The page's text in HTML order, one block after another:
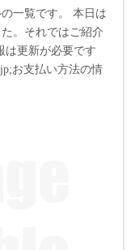
一覧です。 本日は
。それではご紹介
は更新が必要です
お支払い方法の情